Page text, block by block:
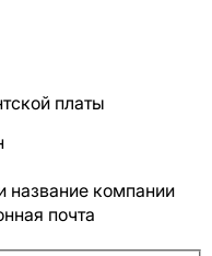
платы
название компании
почта